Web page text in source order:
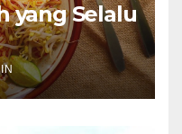
yang Selalu